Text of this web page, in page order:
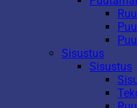
Sisustus
Sisustus